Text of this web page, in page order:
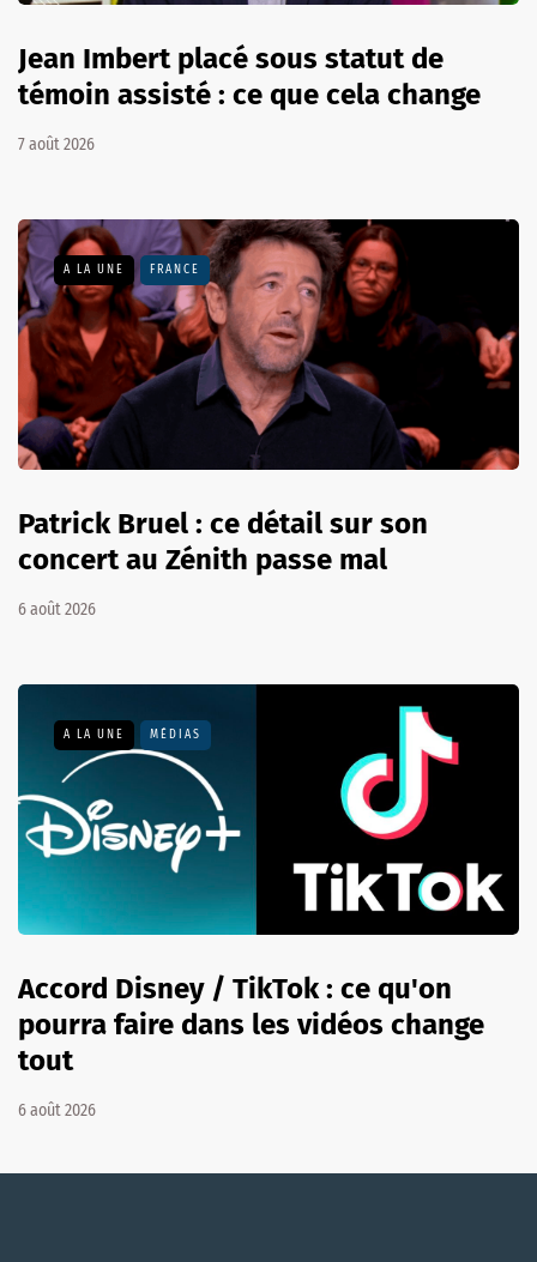
Jean Imbert placé sous statut de
témoin assisté : ce que cela change
7 août 2026
A LA UNE FRANCE
Patrick Bruel : ce détail sur son
concert au Zénith passe mal
6 août 2026
A LA UNE MÉDIAS
Accord Disney / TikTok : ce qu'on
pourra faire dans les vidéos change
tout
6 août 2026